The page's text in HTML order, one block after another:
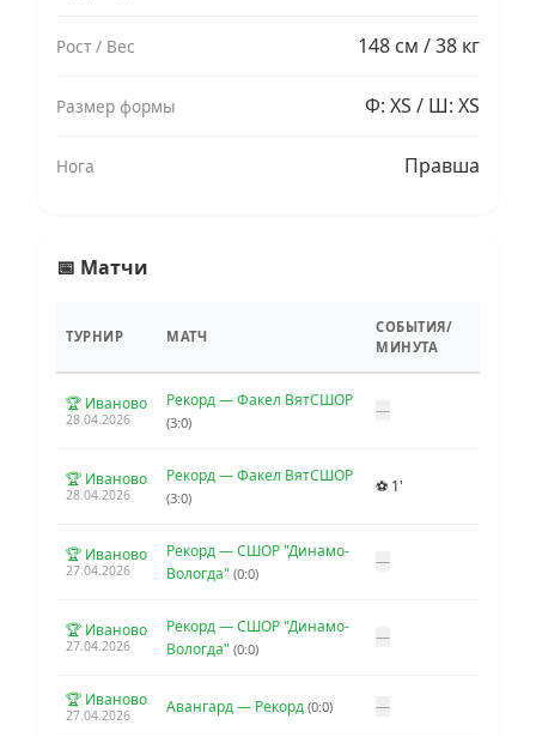
Рост / Вес 148 см / 38 кг
Размер формы Ф: XS / Ш: XS
Нога Правша
📅 Матчи
ТУРНИР МАТЧ
СОБЫТИЯ/
МИНУТА
🏆 Иваново
28.04.2026
Рекорд — Факел ВятСШОР
(3:0)
—
🏆 Иваново
28.04.2026
Рекорд — Факел ВятСШОР
(3:0)
⚽ 1'
🏆 Иваново
27.04.2026
Рекорд — СШОР "Динамо-
Вологда" (0:0)
—
🏆 Иваново
27.04.2026
Рекорд — СШОР "Динамо-
Вологда" (0:0)
—
🏆 Иваново
27.04.2026 Авангард — Рекорд (0:0) —